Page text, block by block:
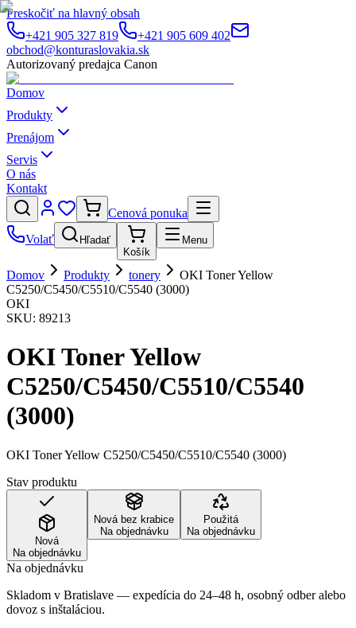
Preskočiť na hlavný obsah
+421 905 327 819
+421 905 609 402
obchod@konturaslovakia.sk
Autorizovaný predajca Canon
Domov
Produkty
Prenájom
Servis
O nás
Kontakt
Cenová ponuka
Volať
Hľadať
Košík
Menu
Domov Produkty tonery
OKI Toner Yellow
C5250/C5450/C5510/C5540 (3000)
OKI
SKU: 89213
OKI Toner Yellow
C5250/C5450/C5510/C5540
(3000)
OKI Toner Yellow C5250/C5450/C5510/C5540 (3000)
Stav produktu
Nová
Na objednávku
Nová bez krabice
Na objednávku
Použitá
Na objednávku
Na objednávku
Skladom v Bratislave — expedícia do 24–48 h, osobný odber alebo
dovoz s inštaláciou.